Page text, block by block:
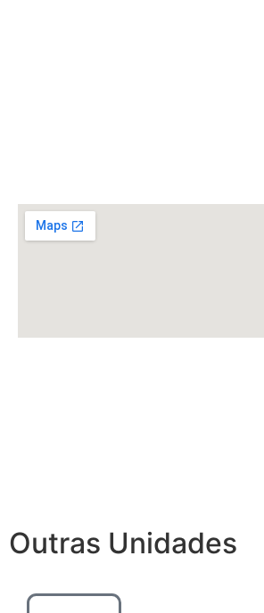
Outras Unidades